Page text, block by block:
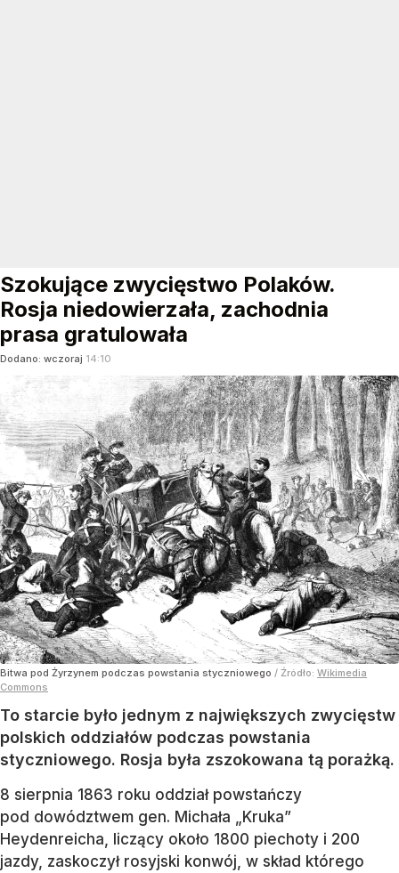
Szokujące zwycięstwo Polaków.
Rosja niedowierzała, zachodnia
prasa gratulowała
Dodano: wczoraj 14:10
Bitwa pod Żyrzynem podczas powstania styczniowego / Źródło: Wikimedia
Commons
To starcie było jednym z największych zwycięstw
polskich oddziałów podczas powstania
styczniowego. Rosja była zszokowana tą porażką.
8 sierpnia 1863 roku oddział powstańczy
pod dowództwem gen. Michała „Kruka”
Heydenreicha, liczący około 1800 piechoty i 200
jazdy, zaskoczył rosyjski konwój, w skład którego